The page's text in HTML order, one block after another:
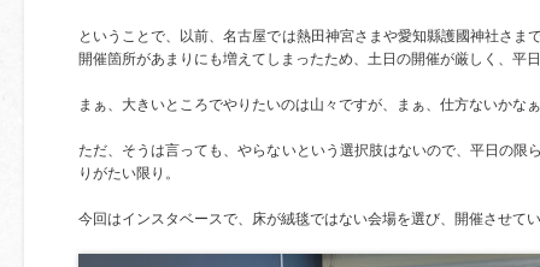
ということで、以前、名古屋では熱田神宮さまや愛知縣護國神社さま
開催箇所があまりにも増えてしまったため、土日の開催が厳しく、平
まぁ、大きいところでやりたいのは山々ですが、まぁ、仕方ないかな
ただ、そうは言っても、やらないという選択肢はないので、平日の限
りがたい限り。
今回はインスタベースで、床が絨毯ではない会場を選び、開催させて